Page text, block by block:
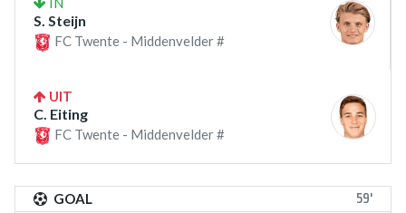
S. Steijn
FC Twente - Middenvelder #
UIT
C. Eiting
FC Twente - Middenvelder #
GOAL 59'